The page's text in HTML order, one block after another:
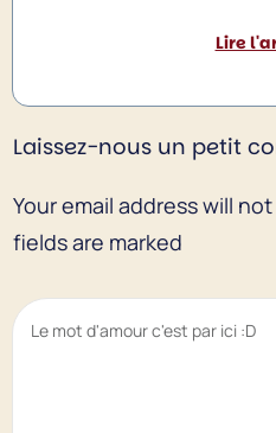
Lire
Laissez-nous un petit
Your email address will
fields are marked